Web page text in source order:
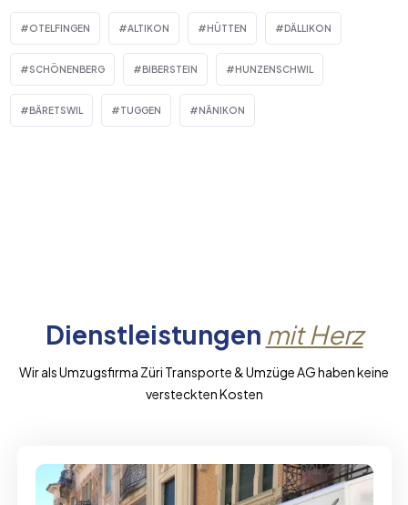
OTELFINGEN ALTIKON HÜTTEN DÄLLIKON
SCHÖNENBERG BIBERSTEIN HUNZENSCHWIL
BÄRETSWIL TUGGEN NÄNIKON
Dienstleistungen mit Herz
Wir als Umzugsfirma Züri Transporte & Umzüge AG haben keine
versteckten Kosten